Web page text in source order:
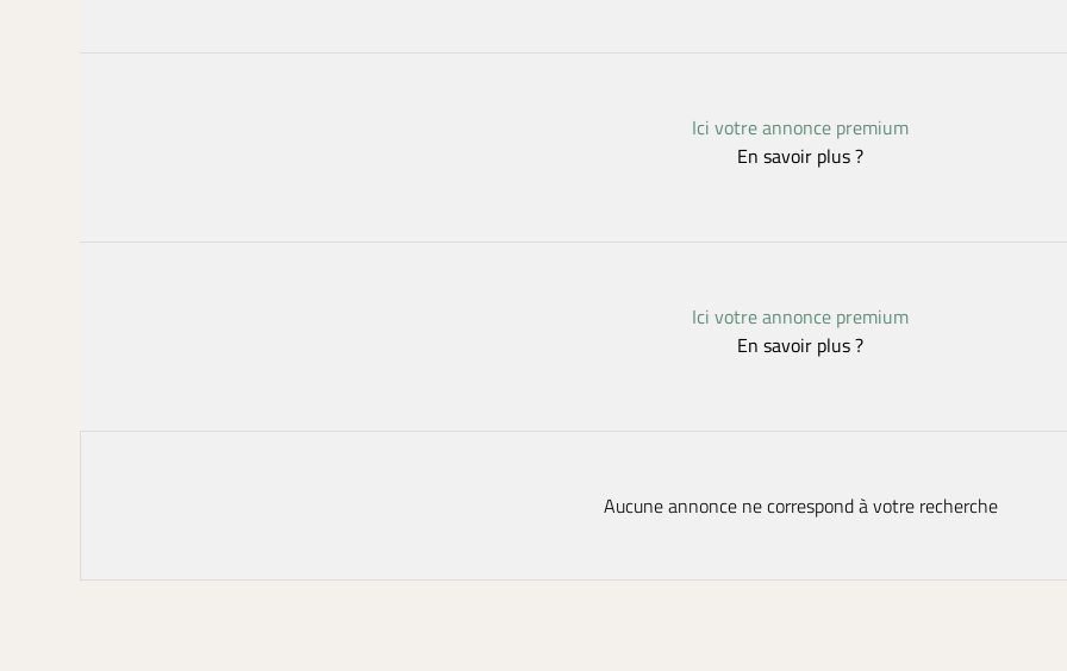
Ici votre annonce premium
En savoir plus ?
Ici votre annonce premium
En savoir plus ?
Aucune annonce ne correspond à votre recherche